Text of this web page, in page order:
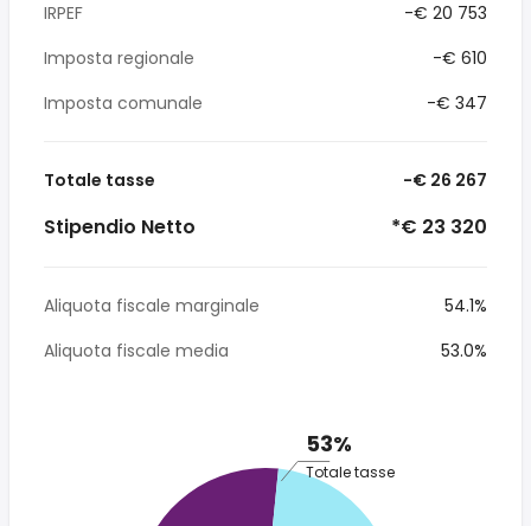
IRPEF
-€ 20 753
Imposta regionale
-€ 610
Imposta comunale
-€ 347
Totale tasse -€ 26 267
Stipendio Netto *€ 23 320
Aliquota fiscale marginale
54.1%
Aliquota fiscale media
53.0%
53%
Totale tasse